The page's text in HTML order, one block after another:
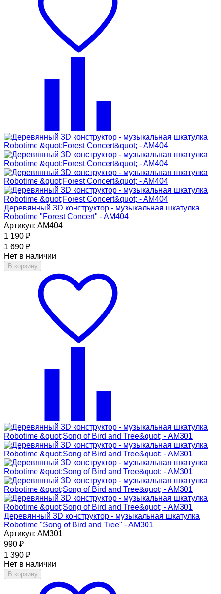
Деревянный 3D конструктор - музыкальная шкатулка
Robotime "Forest Concert" - AM404
Артикул: AM404
1 190 ₽
1 690 ₽
Нет в наличии
В корзину
Деревянный 3D конструктор - музыкальная шкатулка
Robotime "Song of Bird and Tree" - AM301
Артикул: AM301
990 ₽
1 390 ₽
Нет в наличии
В корзину